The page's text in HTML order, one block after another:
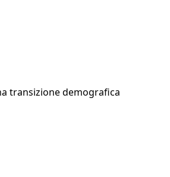
transizione demografica